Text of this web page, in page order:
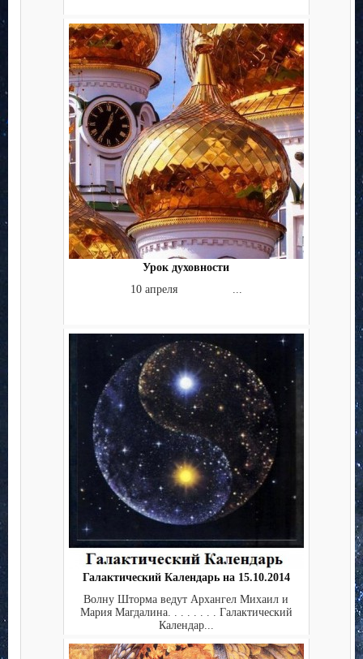
Урок духовности
10 апреля ...
Галактический Календарь на 15.10.2014
Волну Шторма ведут Архангел Михаил и
Мария Магдалина. . . . . . . . Галактический
Календар...